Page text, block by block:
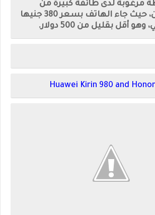
مرغوبة لدى طائفة كبيرة من
المستخدمين، حيث جاء الهاتف بسعر 380 جنيها
أقل بقليل من 500 دولار.
Huawei Kirin 980 and